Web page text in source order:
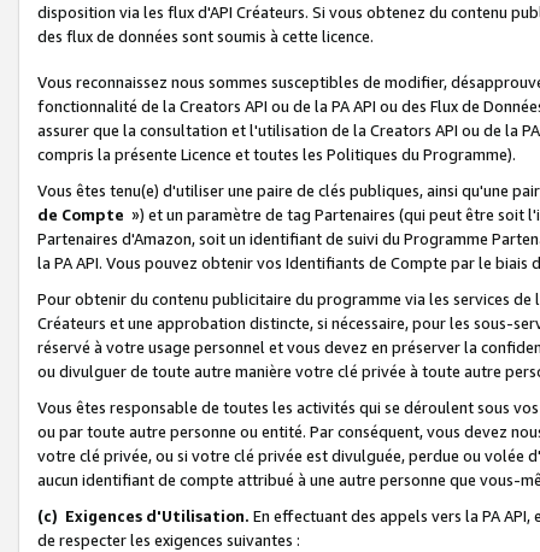
disposition via les flux d'API Créateurs. Si vous obtenez du contenu
des flux de données sont soumis à cette licence.
Vous reconnaissez nous sommes susceptibles de modifier,
fonctionnalité de la Creators API ou de la PA API ou des Flux de
assurer que la consultation et l'utilisation de la Creators API ou de la
compris la présente Licence et toutes les Politiques du Programme).
Vous êtes tenu(e) d'utiliser une paire de clés publiques, ainsi qu'une
de Compte ») et un paramètre de tag Partenaires (qui peut être soit
Partenaires d'Amazon, soit un identifiant de suivi du Programme
la PA API. Vous pouvez obtenir vos Identifiants de Compte par le biais
Pour obtenir du contenu publicitaire du programme via les services
Créateurs et une approbation distincte, si nécessaire, pour les sous-
réservé à votre usage personnel et vous devez en préserver la
ou divulguer de toute autre manière votre clé privée à toute autre
Vous êtes responsable de toutes les activités qui se déroulent sous
ou par toute autre personne ou entité. Par conséquent, vous devez
votre clé privée, ou si votre clé privée est divulguée, perdue ou volée
aucun identifiant de compte attribué à une autre personne que vous-
(c) Exigences d'Utilisation. En effectuant des appels vers la PA
de respecter les exigences suivantes :